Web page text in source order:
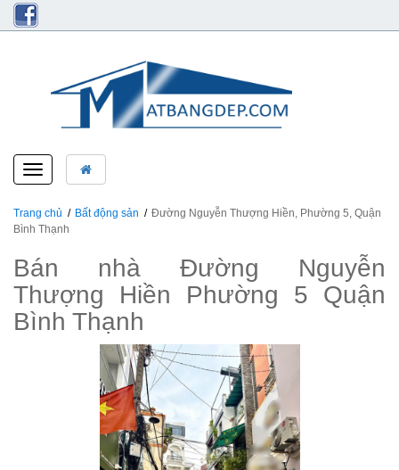
Toggle
navigation
Trang chủ Bất động sản
Đường Nguyễn Thượng Hiền, Phường 5, Quận
Bình Thạnh
Bán nhà Đường Nguyễn
Thượng Hiền Phường 5 Quận
Bình Thạnh